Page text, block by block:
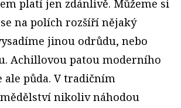
platí jen zdánlivě. Můžeme si
na polích rozšíří nějaký
jinou odrůdu, nebo
Achillovou patou moderního
ale půda. V tradičním
nikoliv náhodou